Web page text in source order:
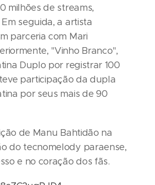
milhões de streams,
seguida, a artista
parceria com Mari
"Vinho Branco",
Duplo por registrar 100
participação da dupla
por seus mais de 90
de Manu Bahtidão na
do tecnomelody paraense,
e no coração dos fãs.